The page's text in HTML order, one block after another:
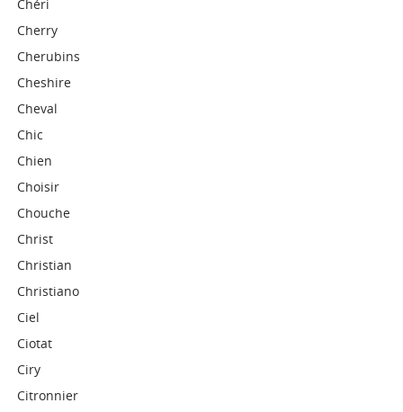
Chéri
Cherry
Cherubins
Cheshire
Cheval
Chic
Chien
Choisir
Chouche
Christ
Christian
Christiano
Ciel
Ciotat
Ciry
Citronnier